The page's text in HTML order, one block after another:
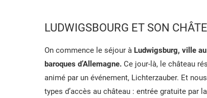
LUDWIGSBOURG ET SON
On commence le séjour à Ludwigsburg, ville
baroques d’Allemagne. Ce jour-là, le château
animé par un événement, Lichterzauber. Et
types d’accès au château : entrée gratuite par